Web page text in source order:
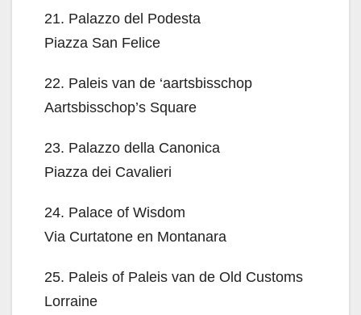
21. Palazzo del Podesta
Piazza San Felice
22. Paleis van de ‘aartsbisschop
Aartsbisschop’s Square
23. Palazzo della Canonica
Piazza dei Cavalieri
24. Palace of Wisdom
Via Curtatone en Montanara
25. Paleis of Paleis van de Old Customs
Lorraine